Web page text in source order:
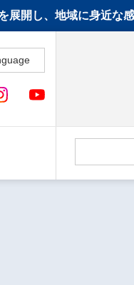
開し、地域に身近な感